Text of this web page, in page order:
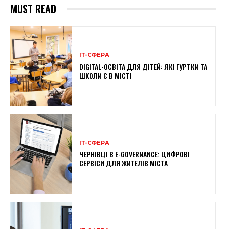
MUST READ
ІТ-СФЕРА
DIGITAL-ОСВІТА ДЛЯ ДІТЕЙ: ЯКІ ГУРТКИ ТА
ШКОЛИ Є В МІСТІ
ІТ-СФЕРА
ЧЕРНІВЦІ В E-GOVERNANCE: ЦИФРОВІ
СЕРВІСИ ДЛЯ ЖИТЕЛІВ МІСТА